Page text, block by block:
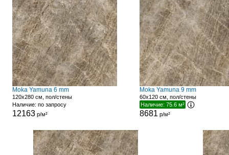
Moka Yamuna 6 mm
120x280 см, пол/стены
Наличие: по запросу
12163р/м²
Moka Yamuna 9 mm
60x120 см, пол/стены
Наличие: 75.6 м²
8681 р/м²